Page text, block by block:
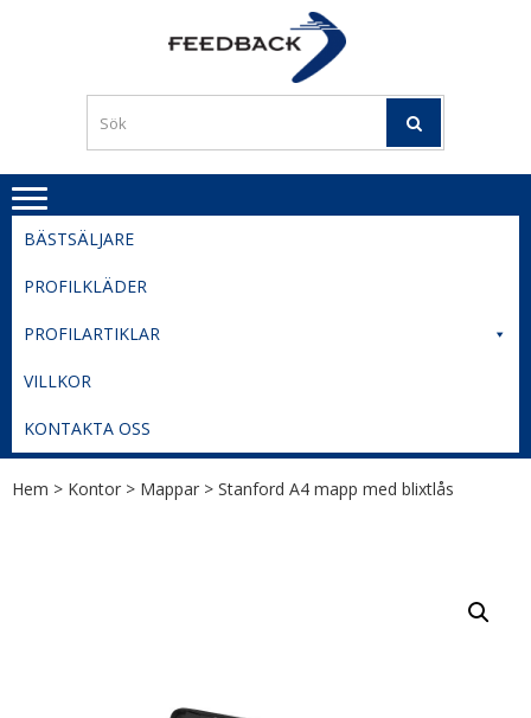
TIL
BESTE
PRISER
BÄSTSÄLJARE
PROFILKLÄDER
PROFILARTIKLAR
VILLKOR
KONTAKTA OSS
Hem > Kontor > Mappar > Stanford A4 mapp med blixtlås